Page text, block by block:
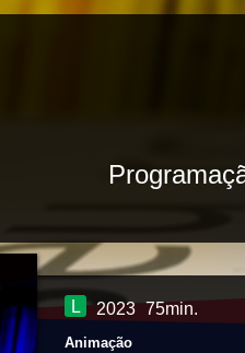
L 2023 75min.
Animação